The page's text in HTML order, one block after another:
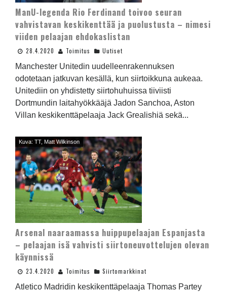
ManU-legenda Rio Ferdinand toivoo seuran
vahvistavan keskikenttää ja puolustusta – nimesi
viiden pelaajan ehdokaslistan
28.4.2020 Toimitus Uutiset
Manchester Unitedin uudelleenrakennuksen
odotetaan jatkuvan kesällä, kun siirtoikkuna aukeaa.
Unitediin on yhdistetty siirtohuhuissa tiiviisti
Dortmundin laitahyökkääjä Jadon Sanchoa, Aston
Villan keskikenttäpelaaja Jack Grealishiä sekä...
Kuva: TT, Matt Wilkinson
Arsenal naaraamassa huippupelaajan Espanjasta
– pelaajan isä vahvisti siirtoneuvottelujen olevan
käynnissä
23.4.2020 Toimitus Siirtomarkkinat
Atletico Madridin keskikenttäpelaaja Thomas Partey